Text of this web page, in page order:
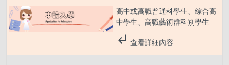
高中或高職普通科學生、綜合高
中學生、高職藝術群科別學生
subdirectory_arrow_left 查看詳細內容